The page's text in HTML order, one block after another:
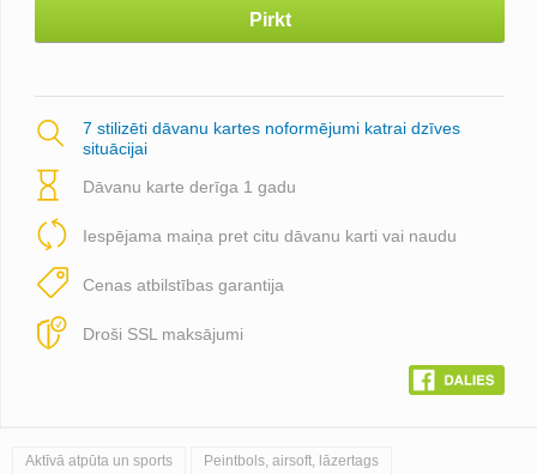
Pirkt
7 stilizēti dāvanu kartes noformējumi katrai dzīves
situācijai
Dāvanu karte derīga 1 gadu
Iespējama maiņa pret citu dāvanu karti vai naudu
Cenas atbilstības garantija
Droši SSL maksājumi
Aktīvā atpūta un sports Peintbols, airsoft, lāzertags